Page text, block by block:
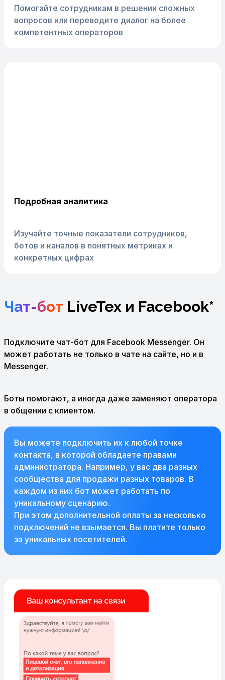
Помогайте сотрудникам в решении сложных
вопросов или переводите диалог на более
компетентных операторов
Подробная аналитика
Изучайте точные показатели сотрудников,
ботов и каналов в понятных метриках и
конкретных цифрах
Чат-бот LiveTex и Facebook*
Подключите чат-бот для Facebook Messenger. Он
может работать не только в чате на сайте, но и в
Messenger.
Боты помогают, а иногда даже заменяют оператора
в общении с клиентом.
Вы можете подключить их к любой точке
контакта, в которой обладаете правами
администратора. Например, у вас два разных
сообщества для продажи разных товаров. В
каждом из них бот может работать по
уникальному сценарию.
При этом дополнительной оплаты за несколько
подключений не взымается. Вы платите только
за уникальных посетителей.